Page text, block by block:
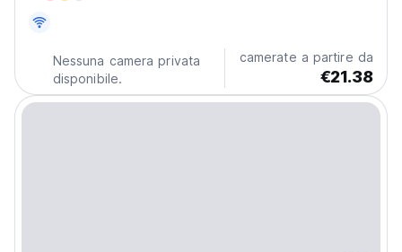
Nessuna camera privata
disponibile.
camerate a partire da
€21.38